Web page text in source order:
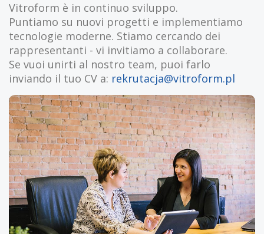
Vitroform è in continuo sviluppo.
Puntiamo su nuovi progetti e implementiamo
tecnologie moderne. Stiamo cercando dei
rappresentanti - vi invitiamo a collaborare.
Se vuoi unirti al nostro team, puoi farlo
inviando il tuo CV a: rekrutacja@vitroform.pl